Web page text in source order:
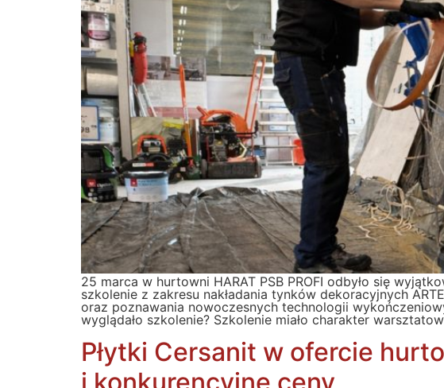
25 marca w hurtowni HARAT PSB PROFI odbyło się
szkolenie z zakresu nakładania tynków dekoracyjnych
oraz poznawania nowoczesnych technologii
wyglądało szkolenie? Szkolenie miało charakter
Płytki Cersanit w ofercie